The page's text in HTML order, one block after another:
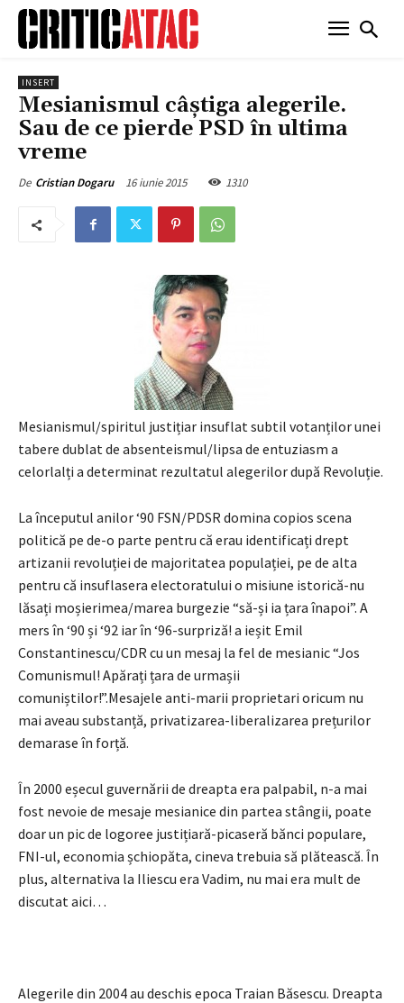
INSERT
Mesianismul câștiga alegerile.
Sau de ce pierde PSD în ultima
vreme
De Cristian Dogaru 16 iunie 2015 1310
Mesianismul/spiritul justițiar insuflat subtil votanților unei
tabere dublat de absenteismul/lipsa de entuziasm a
celorlalți a determinat rezultatul alegerilor după Revoluție.
La începutul anilor ‘90 FSN/PDSR domina copios scena
politică pe de-o parte pentru că erau identificați drept
artizanii revoluției de majoritatea populației, pe de alta
pentru că insuflasera electoratului o misiune istorică-nu
lăsați moșierimea/marea burgezie “să-și ia țara înapoi”. A
mers în ‘90 și ‘92 iar în ‘96-surpriză! a ieșit Emil
Constantinescu/CDR cu un mesaj la fel de mesianic “Jos
Comunismul! Apărați țara de urmașii
comuniștilor!”.Mesajele anti-marii proprietari oricum nu
mai aveau substanță, privatizarea-liberalizarea prețurilor
demarase în forță.
În 2000 eșecul guvernării de dreapta era palpabil, n-a mai
fost nevoie de mesaje mesianice din partea stângii, poate
doar un pic de logoree justițiară-picaseră bănci populare,
FNI-ul, economia șchiopăta, cineva trebuia să plătească. În
plus, alternativa la Iliescu era Vadim, nu mai era mult de
discutat aici…
Alegerile din 2004 au deschis epoca Traian Băsescu. Dreapta